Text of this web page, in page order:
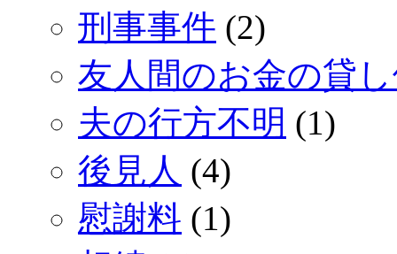
刑事事件 (2)
友人間のお金の貸
夫の行方不明 (1)
後見人 (4)
慰謝料 (1)